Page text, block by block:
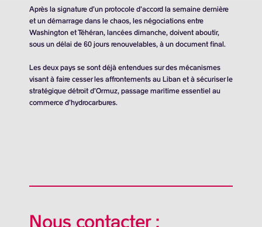
Après la signature d’un protocole d’accord la semaine dernière
et un démarrage dans le chaos, les négociations entre
Washington et Téhéran, lancées dimanche, doivent aboutir,
sous un délai de 60 jours renouvelables, à un document final.
Les deux pays se sont déjà entendues sur des mécanismes
visant à faire cesser les affrontements au Liban et à sécuriser le
stratégique détroit d’Ormuz, passage maritime essentiel au
commerce d’hydrocarbures.
Nous contacter :